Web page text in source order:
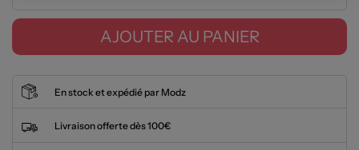
AJOUTER AU PANIER
En stock et expédié par Modz
Livraison offerte dès 100€